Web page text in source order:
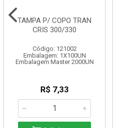
TAMPA P/ COPO TRAN
CRIS 300/330
Código: 121002
Embalagem: 1X100UN
Embalagem Master 2000UN
R$ 7,33